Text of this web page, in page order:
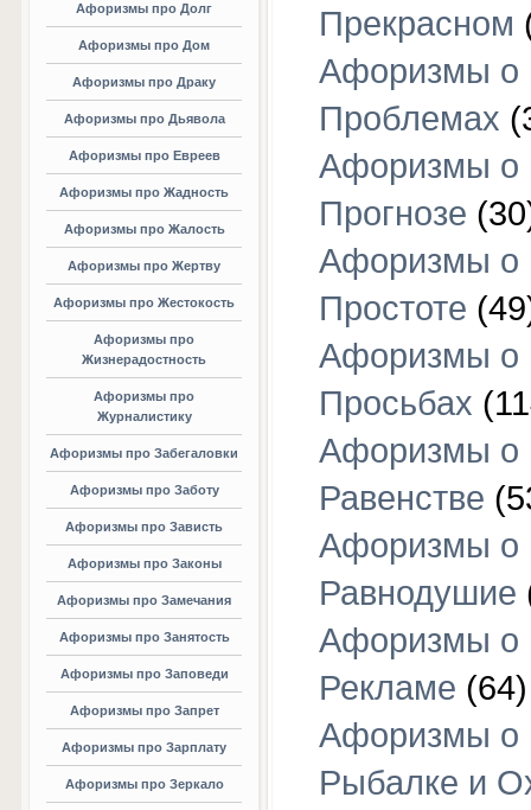
Афоризмы про Долг
Афоризмы про Дом
Афоризмы про Драку
Афоризмы про Дьявола
Афоризмы про Евреев
Афоризмы про Жадность
Афоризмы про Жалость
Афоризмы про Жертву
Афоризмы про Жестокость
Афоризмы про
Жизнерадостность
Афоризмы про
Журналистику
Афоризмы про Забегаловки
Афоризмы про Заботу
Афоризмы про Зависть
Афоризмы про Законы
Афоризмы про Замечания
Афоризмы про Занятость
Афоризмы про Заповеди
Афоризмы про Запрет
Афоризмы про Зарплату
Афоризмы про Зеркало
Прекрасном
Афоризмы о
Проблемах
Афоризмы о
Прогнозе
Афоризмы о
Простоте
Афоризмы о
Просьбах
Афоризмы о
Равенстве
Афоризмы о
Равнодушие
Афоризмы о
Рекламе (64)
Афоризмы о
Рыбалке и